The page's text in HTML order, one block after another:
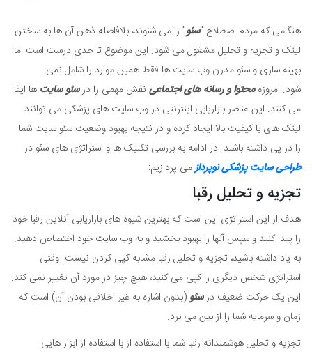
هنگامی که مردم اصطلاح "سئو" را می شنوند، بلافاصله ذهن آن ها به ساختن
لینک و تجزیه و تحلیل مشغول می شود. این موضوع تا حدی درست است اما
بهینه سازی و سئو مدرن وب سایت ها فقط همین موارد را شامل نمی
شود. امروزهمحتوا و رسانه های اجتماعی نقش مهمی را درسئو سایت ها ایفا
می کنند. این عناصر بازاریابی اینترنتی در وب سایت های پزشکی می توانند
لینک های با کیفیت بالا ایجاد کرده و در نتیجه بهبود وضعیت سئو سایت شما
را در پی داشته باشند. در ادامه به بررسی تکنیک ها و استراتژی های سئو در
طراحی سایت پزشکی نوپردازمی پردازیم:
تجزیه و تحلیل رقبا
هدف از این استراتژی این است که بهترین شیوه های بازاریابی آنلاین رقبا خود
را پیدا کنید و سپس آنها را بهبود بخشید و به وب سایت خود اختصاص دهید.
به یاد داشته باشید، تجزیه و تحلیل رقبا مشابه کپی کردن نیست. وقتی
استراتژی شخص دیگری را کپی می کنید، هیچ چیز در مورد آن تغییر نمی کند.
این یک حرکت ضعیف درسئو(بدون اشاره به غیر اخلاقی بودن آن) است که
زمان و سرمایه شما را از بین می برد.
تجزیه و تحلیل هوشمندانه رقبا شما با استفاده از با استفاده از ابزار هایی